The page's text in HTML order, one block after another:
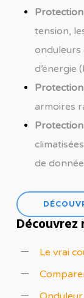
tension,
onduleurs
d’énergie
armoires
de
Découvrez
Le vrai